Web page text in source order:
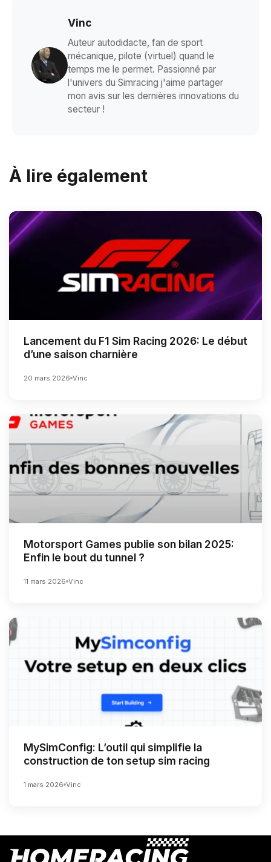
Vinc
Auteur autodidacte, fan de sport
mécanique, pilote (virtuel) quand le
temps me le permet. Passionné par
l'univers du Simracing j'aime partager
mon avis sur les dernières innovations du
secteur !
À lire également
Lancement du F1 Sim Racing 2026: Le début
d’une saison charnière
20 mars 2026 Vinc
Motorsport Games publie son bilan 2025:
Enfin le bout du tunnel ?
11 mars 2026 Vinc
MySimConfig: L’outil qui simplifie la
construction de ton setup sim racing
1 mars 2026 Vinc